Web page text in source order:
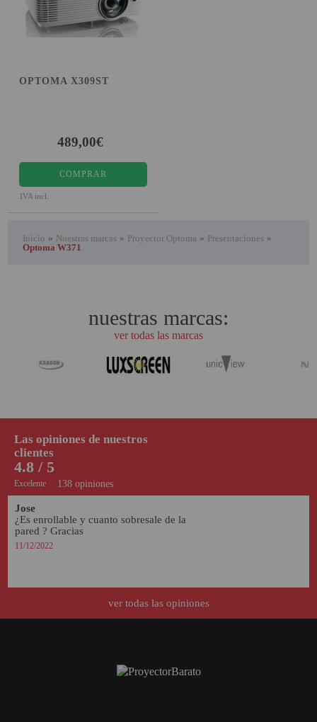
OPTOMA X309ST
489,00€
COMPRAR
IVA incl.
Inicio » Nuestras marcas » Proyector Optoma » Presentaciones »
Optoma W371
nuestras marcas:
ver todas las marcas
138 opiniones
4.8 / 5
Excelente
Las opiniones de nuestros
clientes
Jose
¿Es enrollable y cuanto sobresale de la
pared ? Gracias
11/12/2022
ver todas las opiniones